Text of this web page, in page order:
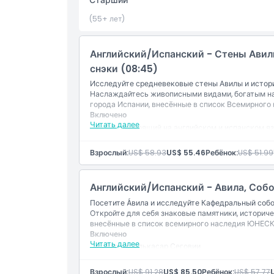
Политика отмены
(55+ лет)
Английский/Испанский - Стены
снэки (08:45)
Исследуйте средневековые стены Авилы и
Наслаждайтесь живописными видами, богатым
города Испании, внесённые в список
Читать далее
Включено
Гид, говорящий на английском и испанском
WiFi на борту
Транспорт на роскошном автобусе
Напиток и тапас в Авиле
1-часовая пешеходная экскурсия с гидом по
1-часовая пешеходная экскурсия с гидом по
Аудиогид и наушники
Взрослый:US$ 58.93US$ 55.46Ребёнок:US$ 51.99
Английский/Испанский - Авила,
Посетите Áвила и исследуйте Кафедральный
Откройте для себя знаковые памятники,
внесённые в список всемирного наследия
Читать далее
Включено
Вход в: Алькасар Сеговии
Вход в: Базилика Сан Висенте
Взрослый:US$ 91.28US$ 85.50Ребёнок:US$ 57.77